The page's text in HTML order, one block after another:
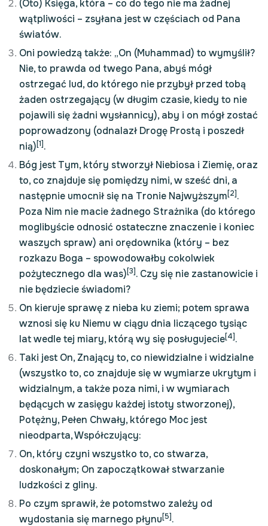
(Oto) Księga, która – co do tego nie ma żadnej
wątpliwości – zsyłana jest w częściach od Pana
światów.
Oni powiedzą także: „On (Muhammad) to wymyślił?
Nie, to prawda od twego Pana, abyś mógł
ostrzegać lud, do którego nie przybył przed tobą
żaden ostrzegający (w długim czasie, kiedy to nie
pojawili się żadni wysłannicy), aby i on mógł zostać
poprowadzony (odnalazł Drogę Prostą i poszedł
nią)[1].
Bóg jest Tym, który stworzył Niebiosa i Ziemię, oraz
to, co znajduje się pomiędzy nimi, w sześć dni, a
następnie umocnił się na Tronie Najwyższym[2].
Poza Nim nie macie żadnego Strażnika (do którego
moglibyście odnosić ostateczne znaczenie i koniec
waszych spraw) ani orędownika (który – bez
rozkazu Boga – spowodowałby cokolwiek
pożytecznego dla was)[3]. Czy się nie zastanowicie i
nie będziecie świadomi?
On kieruje sprawę z nieba ku ziemi; potem sprawa
wznosi się ku Niemu w ciągu dnia liczącego tysiąc
lat wedle tej miary, którą wy się posługujecie[4].
Taki jest On, Znający to, co niewidzialne i widzialne
(wszystko to, co znajduje się w wymiarze ukrytym i
widzialnym, a także poza nimi, i w wymiarach
będących w zasięgu każdej istoty stworzonej),
Potężny, Pełen Chwały, którego Moc jest
nieodparta, Współczujący:
On, który czyni wszystko to, co stwarza,
doskonałym; On zapoczątkował stwarzanie
ludzkości z gliny.
Po czym sprawił, że potomstwo zależy od
wydostania się marnego płynu[5].